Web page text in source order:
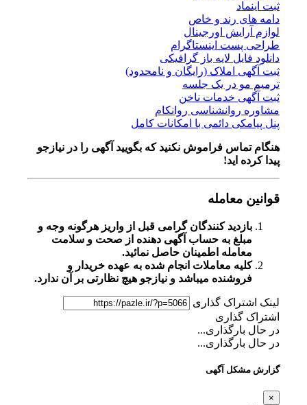
ثبت اینماد
دامه های رند و خاص
لوازم آرایش اورجینال
طراحی پست اینستاگرام
دانلود فایل لایه باز گرافیکی
ثبت آگهی املاک (رایگان و نامحدود)
ترمیم مو در یک جلسه
ثبت آگهی خدمات ناخن
مشاوره روانشناسی روانکام
پنل پیامکی دائمی با امکانات کامل
هنگام تماس فراموش نکنید که بگویید آگهی را در نیازجو
پیدا کرده اید!
قوانین معامله
بازدید کنندگان گرامی قبل از واریز هرگونه وجه و
مبلغ به حساب آگهی دهنده از صحت و سلامت
معامله اطمینان حاصل نمائید.
کلیه معاملات انجام شده به عهده خریدار و
فروشنده میباشد و نیازجو هیچ نظارتی بر آن ندارد.
لینک اشتراک گذاری
اشتراک گذاری
در حال بارگذاری...
در حال بارگذاری...
گزارش مشکل آگهی